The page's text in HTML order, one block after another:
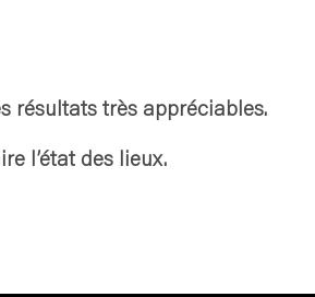
résultats très appréciables.
l’état des lieux.